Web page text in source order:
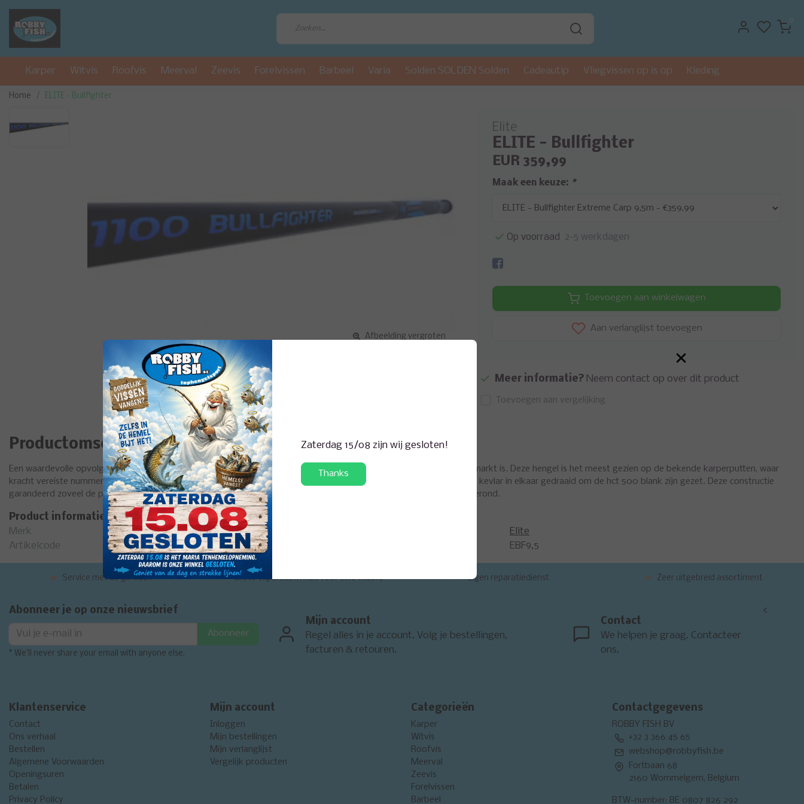
0
Karper Witvis Roofvis Meerval Zeevis Forelvissen Barbeel Varia Solden SOLDEN Solden Cadeautip Vliegvissen op is op Kleding
Home ELITE - Bullfighter
Afbeelding vergroten
Elite
ELITE - Bullfighter
EUR 359,99
Maak een keuze: *
Op voorraad 2-5 werkdagen
Toevoegen aan winkelwagen
Aan verlanglijst toevoegen
Meer informatie? Neem contact op over dit product
Toevoegen aan vergelijking
Productomschrijving
Een waardevolle opvolger van de bullfighter 1. Dit is ongetwijfeld de sterkste hengel die momenteel in europa op de markt is. Deze hengel is het meest gezien op de bekende karperputten, waar
kracht vereiste nummer 1 is. Het mooie van deze hengel is dat hij nog licht in hand is ook. Verstevigde matten die met kevlar in elkaar gedraaid om de hct 500 blank zijn gezet. Deze constructie
garandeerd zoveel de power in de hengel. Alle delen zijn de laatste 10 cm extra versterkt met een carbon mat en afgerond.
Product informatie
Merk
Elite
Artikelcode
EBF9,5
Service met de glimlach Grote expertise in huis voor elke visserij Eigen reparatiedienst Zeer uitgebreid assortiment
Abonneer je op onze nieuwsbrief
Abonneer
* We'll never share your email with anyone else.
Mijn account
Regel alles in je account. Volg je bestellingen,
facturen & retouren.
Contact
We helpen je graag. Contacteer
ons.
<
Klantenservice
Contact
Ons verhaal
Bestellen
Algemene Voorwaarden
Openingsuren
Betalen
Privacy Policy
Mijn account
Inloggen
Mijn bestellingen
Mijn verlanglijst
Vergelijk producten
Categorieën
Karper
Witvis
Roofvis
Meerval
Zeevis
Forelvissen
Barbeel
Contactgegevens
ROBBY FISH BV
+32 3 366 45 65
webshop@robbyfish.be
Fortbaan 68
2160 Wommelgem, Belgium
BTW-number: BE 0807 826 292
×
Zaterdag 15/08 zijn wij gesloten!
Thanks